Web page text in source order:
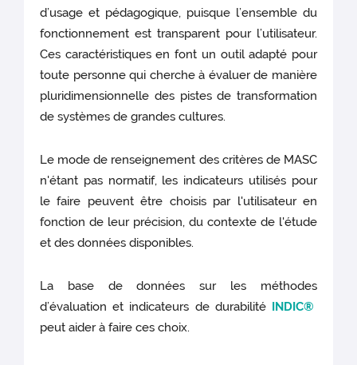
d’usage et pédagogique, puisque l’ensemble du
fonctionnement est transparent pour l’utilisateur.
Ces caractéristiques en font un outil adapté pour
toute personne qui cherche à évaluer de manière
pluridimensionnelle des pistes de transformation
de systèmes de grandes cultures.
Le mode de renseignement des critères de MASC
n'étant pas normatif, les indicateurs utilisés pour
le faire peuvent être choisis par l'utilisateur en
fonction de leur précision, du contexte de l'étude
et des données disponibles.
La base de données sur les méthodes
d’évaluation et indicateurs de durabilité INDIC®
peut aider à faire ces choix.